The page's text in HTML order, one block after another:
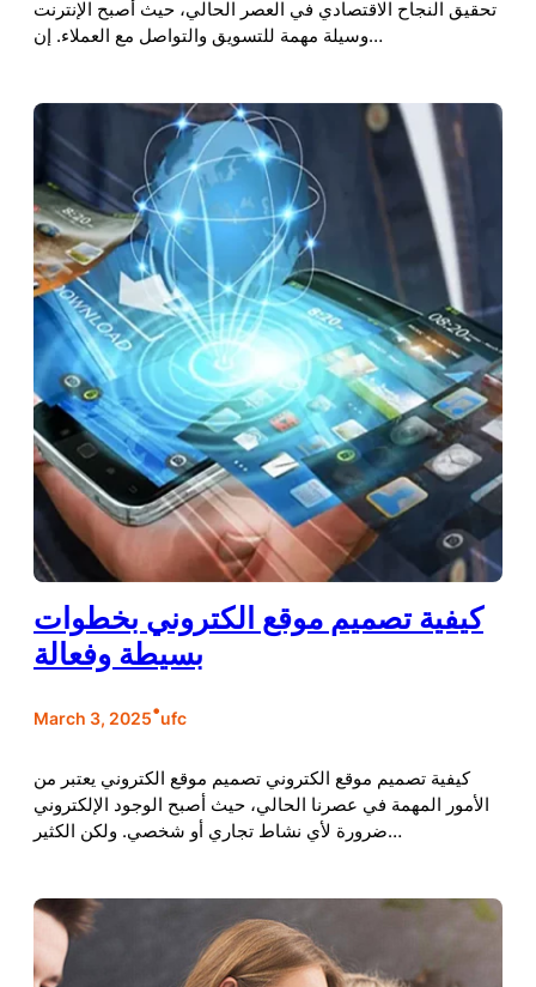
تحقيق النجاح الاقتصادي في العصر الحالي، حيث أصبح الإنترنت
وسيلة مهمة للتسويق والتواصل مع العملاء. إن…
كيفية تصميم موقع الكتروني بخطوات
بسيطة وفعالة
March 3, 2025•ufc
كيفية تصميم موقع الكتروني تصميم موقع الكتروني يعتبر من
الأمور المهمة في عصرنا الحالي، حيث أصبح الوجود الإلكتروني
ضرورة لأي نشاط تجاري أو شخصي. ولكن الكثير…